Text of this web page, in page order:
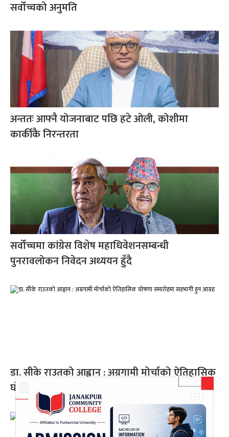
सर्वोच्चको अनुमति
अन्ततः आफ्नै योजनाबाट पछि हटे ओली, कोशीमा
कार्कीकै निरन्तरता
सर्वोच्चमा कांग्रेस विशेष महाधिवेशनसम्बन्धी
पुनरावलोकन निवेदन अध्ययन हुँदै
डा. सीके राउतको आह्वान : अग्रगामी मोर्चाको ऐतिहासिक
घोषणा समारोहमा सहभागी हुन आग्रह